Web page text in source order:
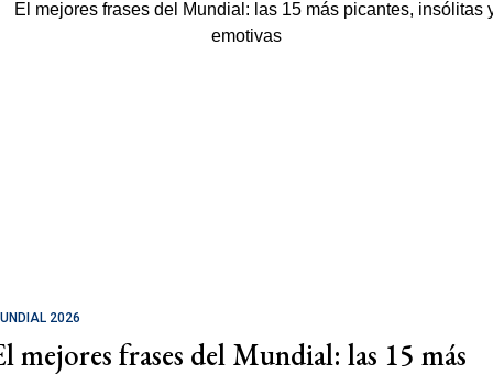
2026
mejores frases del Mundial: las 15 más